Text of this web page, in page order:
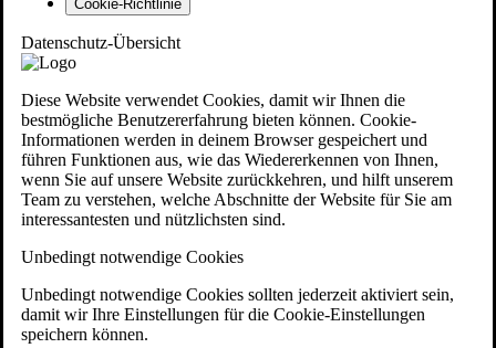
Cookie-Richtlinie
Datenschutz-Übersicht
Diese Website verwendet Cookies, damit wir Ihnen die
bestmögliche Benutzererfahrung bieten können. Cookie-
Informationen werden in deinem Browser gespeichert und
führen Funktionen aus, wie das Wiedererkennen von Ihnen,
wenn Sie auf unsere Website zurückkehren, und hilft unserem
Team zu verstehen, welche Abschnitte der Website für Sie am
interessantesten und nützlichsten sind.
Unbedingt notwendige Cookies
Unbedingt notwendige Cookies sollten jederzeit aktiviert sein,
damit wir Ihre Einstellungen für die Cookie-Einstellungen
speichern können.